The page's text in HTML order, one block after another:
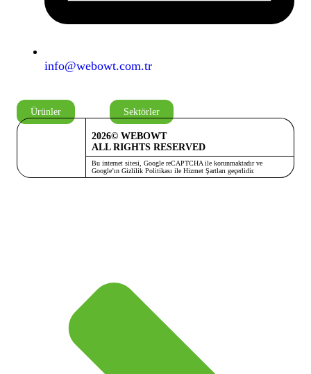
info@webowt.com.tr
Ürünler Sektörler
2026© WEBOWT
ALL RIGHTS RESERVED
Bu internet sitesi, Google reCAPTCHA ile korunmaktadır ve
Google’ın Gizlilik Politikası ile Hizmet Şartları geçerlidir.